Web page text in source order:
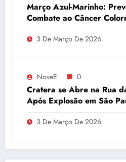
Março Azul-Marinho:
Combate ao Câncer
Atividades Físicas
3 De Março De 2026
NovaE 0
Cratera se Abre na Rua
Após Explosão em São
3 De Março De 2026